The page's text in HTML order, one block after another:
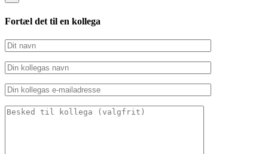
Fortæl det til en kollega